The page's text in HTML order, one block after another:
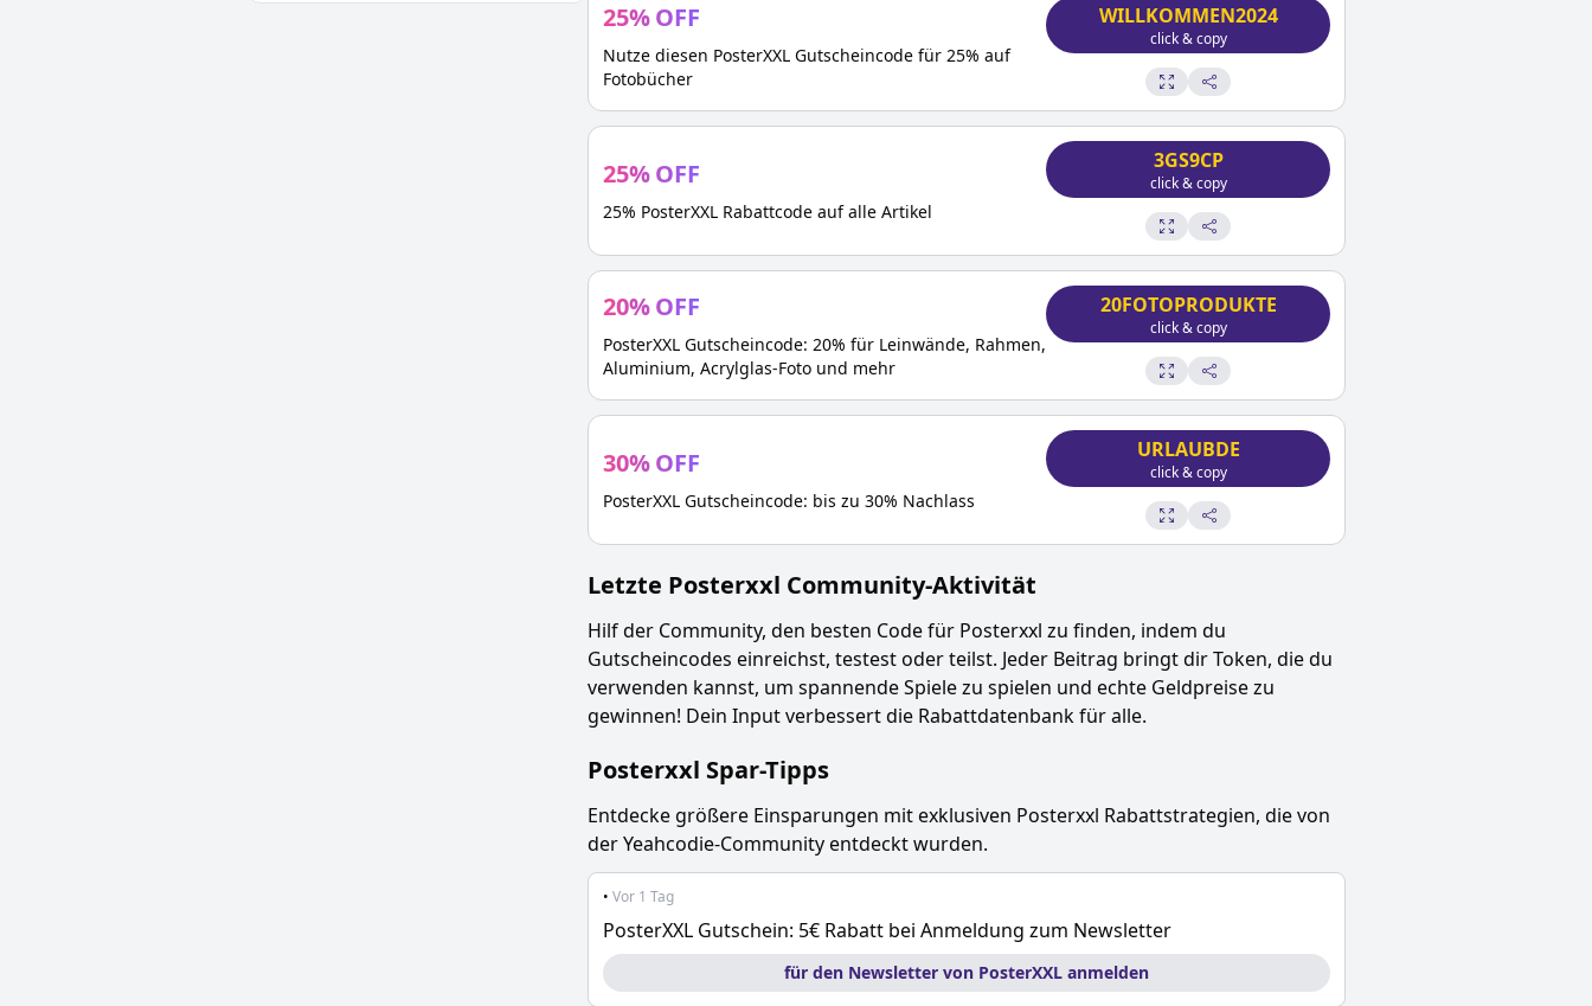
25%OFF
Nutze diesen PosterXXL Gutscheincode für 25% auf
Fotobücher
WILLKOMMEN2024
click & copy
25%OFF
25% PosterXXL Rabattcode auf alle Artikel
3GS9CP
click & copy
20%OFF
PosterXXL Gutscheincode: 20% für Leinwände, Rahmen,
Aluminium, Acrylglas-Foto und mehr
20FOTOPRODUKTE
click & copy
30%OFF
PosterXXL Gutscheincode: bis zu 30% Nachlass
URLAUBDE
click & copy
Letzte Posterxxl Community-Aktivität
Hilf der Community, den besten Code für Posterxxl zu finden, indem du
Gutscheincodes einreichst, testest oder teilst. Jeder Beitrag bringt dir Token, die du
verwenden kannst, um spannende Spiele zu spielen und echte Geldpreise zu
gewinnen! Dein Input verbessert die Rabattdatenbank für alle.
Posterxxl Spar-Tipps
Entdecke größere Einsparungen mit exklusiven Posterxxl Rabattstrategien, die von
der Yeahcodie-Community entdeckt wurden.
• Vor 1 Tag
PosterXXL Gutschein: 5€ Rabatt bei Anmeldung zum Newsletter
für den Newsletter von PosterXXL anmelden